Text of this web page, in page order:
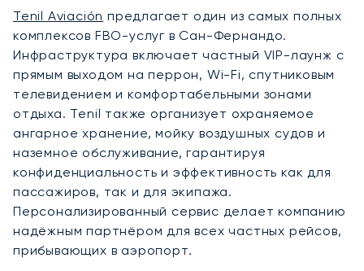
Tenil Aviación предлагает один из самых полных
комплексов FBO-услуг в Сан-Фернандо.
Инфраструктура включает частный VIP-лаунж с
прямым выходом на перрон, Wi-Fi, спутниковым
телевидением и комфортабельными зонами
отдыха. Tenil также организует охраняемое
ангарное хранение, мойку воздушных судов и
наземное обслуживание, гарантируя
конфиденциальность и эффективность как для
пассажиров, так и для экипажа.
Персонализированный сервис делает компанию
надёжным партнёром для всех частных рейсов,
прибывающих в аэропорт.